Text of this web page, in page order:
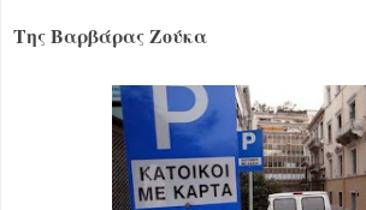
Της Βαρβάρας Ζούκα